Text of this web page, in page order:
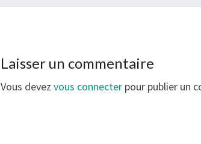
Laisser un commentaire
Vous devez vous connecter pour publier un